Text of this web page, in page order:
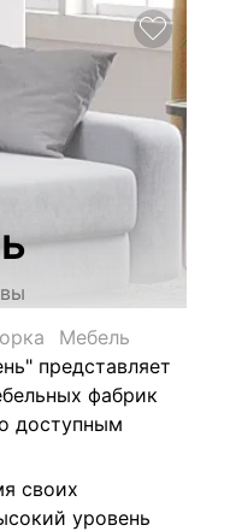
Мебель
представляет
фабрик
доступным
своих
уровень